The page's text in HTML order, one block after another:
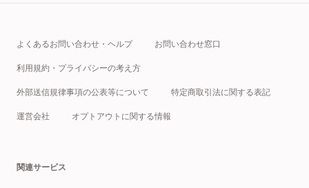
よくあるお問い合わせ・ヘルプ お問い合わせ窓口
利用規約・プライバシーの考え方
外部送信規律事項の公表等について 特定商取引法に関する表記
運営会社 オプトアウトに関する情報
関連サービス